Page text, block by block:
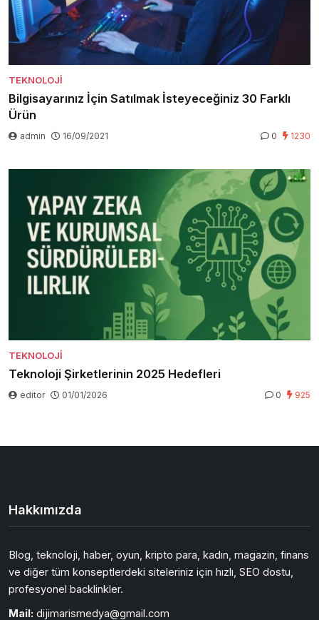
TEKNOLOJI
Bilgisayarınız İçin Satılmak İsteyeceğiniz 30 Farklı
Ürün
admin 16/09/2021 0 1230
TEKNOLOJI
Teknoloji Şirketlerinin 2025 Hedefleri
editor 01/01/2026 0 925
Hakkımızda
Blog, teknoloji, haber, oyun, kripto para, kadın, magazin, finans
ve diğer tüm konseptlerdeki siteleriniz için hızlı, SEO dostu,
profesyonel backlinkler.
Mail: dijimarismedya@gmail.com